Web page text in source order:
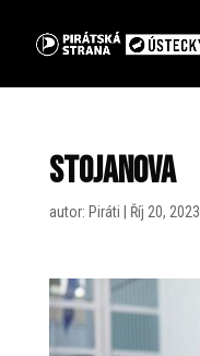
Stojanova
autor: Piráti Říj 20, 2023